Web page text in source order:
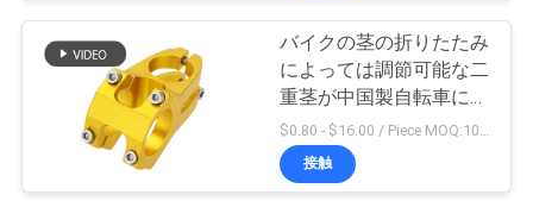
バイクの茎の折りたたみ
によっては調節可能な二
重茎が中国製自転車に乗
る
接触